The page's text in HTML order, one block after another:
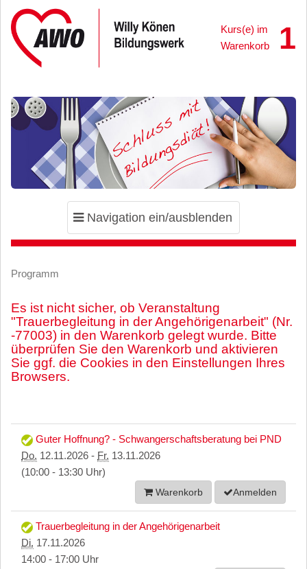
1
Kurs(e) im
Warenkorb
Toggle
navigation
Navigation ein/ausblenden
Programm
Es ist nicht sicher, ob Veranstaltung
"Trauerbegleitung in der Angehörigenarbeit" (Nr.
-77003) in den Warenkorb gelegt wurde. Bitte
überprüfen Sie den Warenkorb und aktivieren
Sie ggf. die Cookies in den Einstellungen Ihres
Browsers.
Guter Hoffnung? - Schwangerschaftsberatung bei PND
Do. 12.11.2026 - Fr. 13.11.2026
(10:00 - 13:30 Uhr)
Warenkorb Anmelden
Trauerbegleitung in der Angehörigenarbeit
Di. 17.11.2026
14:00 - 17:00 Uhr